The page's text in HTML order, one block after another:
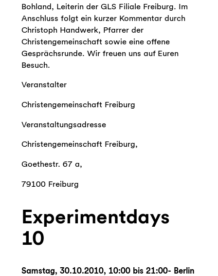
Bohland, Leiterin der GLS Filiale Freiburg. Im
Anschluss folgt ein kurzer Kommentar durch
Christoph Handwerk, Pfarrer der
Christengemeinschaft sowie eine offene
Gesprächsrunde. Wir freuen uns auf Euren
Besuch.
Veranstalter
Christengemeinschaft Freiburg
Veranstaltungsadresse
Christengemeinschaft Freiburg,
Goethestr. 67 a,
79100 Freiburg
Experimentdays
10
Samstag, 30.10.2010, 10:00 bis 21:00- Berlin